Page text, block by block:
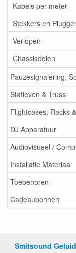
Kabels per meter
Stekkers en
Verlopen
Chassisdelen
Pauzesignalering,
Statieven & Truss
Flightcases, Racks
DJ Apparatuur
Audiovisueel /
Installatie Materiaal
Toebehoren
Cadeaubonnen
Smitsound